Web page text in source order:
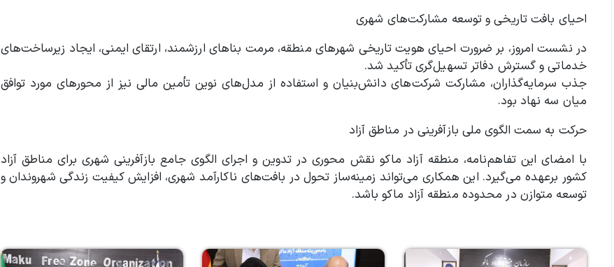
احیای بافت تاریخی و توسعه مشارکت‌های شهری
در نشست امروز، بر ضرورت احیای هویت تاریخی شهرهای منطقه، مرمت بناهای ارزشمند، ارتقای ایمنی، ایجاد زیرساخت‌های
خدماتی و گسترش دفاتر تسهیل‌گری تأکید شد.
جذب سرمایه‌گذاران، مشارکت شرکت‌های دانش‌بنیان و استفاده از مدل‌های نوین تأمین مالی نیز از محورهای مورد توافق
میان سه نهاد بود.
حرکت به سمت الگوی ملی بازآفرینی در مناطق آزاد
با امضای این تفاهم‌نامه، منطقه آزاد ماکو نقش محوری در تدوین و اجرای الگوی جامع بازآفرینی شهری برای مناطق آزاد
کشور برعهده می‌گیرد. این همکاری می‌تواند زمینه‌ساز تحول در بافت‌های ناکارآمد شهری، افزایش کیفیت زندگی شهروندان و
توسعه متوازن در محدوده منطقه آزاد ماکو باشد.